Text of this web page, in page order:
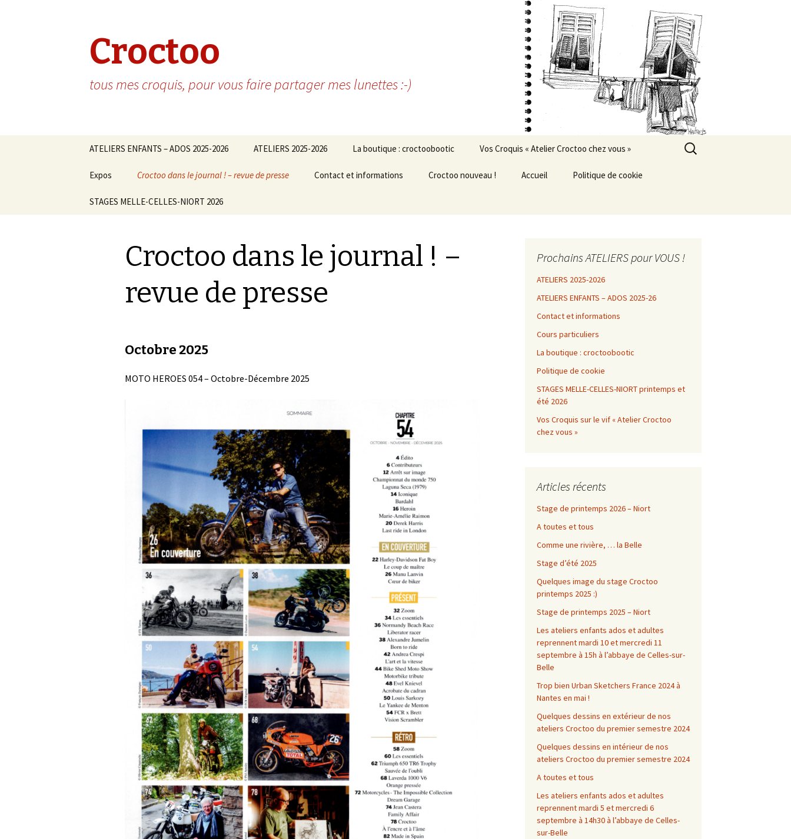
Croctoo
tous mes croquis, pour vous faire partager mes lunettes :-)
Aller au contenu principal
ATELIERS ENFANTS – ADOS 2025-2026 ATELIERS 2025-2026 La boutique : croctoobootic Vos Croquis « Atelier Croctoo chez vous »
Expos Croctoo dans le journal ! – revue de presse Contact et informations Croctoo nouveau ! Accueil Politique de cookie
STAGES MELLE-CELLES-NIORT 2026
Rechercher :
Croctoo dans le journal ! –
revue de presse
Octobre 2025
MOTO HEROES 054 – Octobre-Décembre 2025
Prochains ATELIERS pour VOUS !
ATELIERS 2025-2026
ATELIERS ENFANTS – ADOS 2025-26
Contact et informations
Cours particuliers
La boutique : croctoobootic
Politique de cookie
STAGES MELLE-CELLES-NIORT printemps et
été 2026
Vos Croquis sur le vif « Atelier Croctoo
chez vous »
Articles récents
Stage de printemps 2026 – Niort
A toutes et tous
Comme une rivière, … la Belle
Stage d’été 2025
Quelques image du stage Croctoo
printemps 2025 :)
Stage de printemps 2025 – Niort
Les ateliers enfants ados et adultes
reprennent mardi 10 et mercredi 11
septembre à 15h à l’abbaye de Celles-sur-
Belle
Trop bien Urban Sketchers France 2024 à
Nantes en mai !
Quelques dessins en extérieur de nos
ateliers Croctoo du premier semestre 2024
Quelques dessins en intérieur de nos
ateliers Croctoo du premier semestre 2024
A toutes et tous
Les ateliers enfants ados et adultes
reprennent mardi 5 et mercredi 6
septembre à 14h30 à l’abbaye de Celles-
sur-Belle